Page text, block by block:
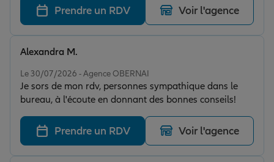
Tous nos devis d'assurance
Prendre un RDV Voir l'agence
Le 30/07/2026 - Agence OBERNAI
Je sors de mon rdv, personnes sympathique dans le
bureau, à l'écoute en donnant des bonnes conseils!
Alexandra M.
Prendre un RDV Voir l'agence